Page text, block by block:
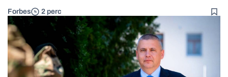
Forbes 2 perc